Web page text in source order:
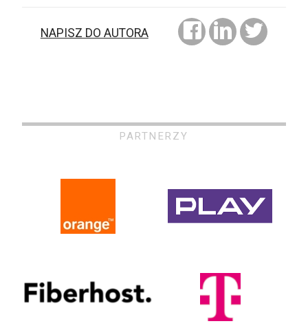
NAPISZ DO AUTORA
PARTNERZY